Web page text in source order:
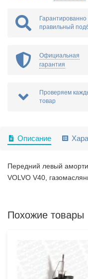
Гарантированно
правильный
Официальная
гарантия
Проверяем
товар
Описание
Передний левый
VOLVO V40,
Похожие товары